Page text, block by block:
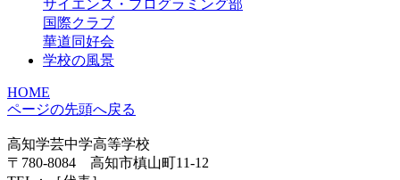
サイエンス・プログラミング部
国際クラブ
華道同好会
学校の風景
HOME
ページの先頭へ戻る
高知学芸中学高等学校
〒780-8084 高知市槙山町11-12